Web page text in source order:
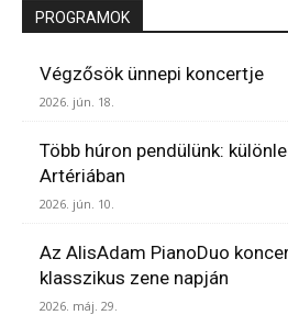
PROGRAMOK
Végzősök ünnepi koncertje
2026. jún. 18.
Több húron pendülünk:
Artériában
2026. jún. 10.
Az AlisAdam PianoDuo
klasszikus zene napján
2026. máj. 29.